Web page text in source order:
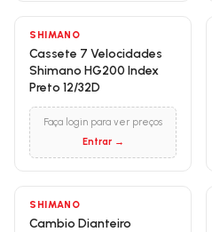
SHIMANO
Cassete 7 Velocidades
Shimano HG200 Index
Preto 12/32D
Faça login para ver preços
Entrar →
SHIMANO
Cambio Dianteiro